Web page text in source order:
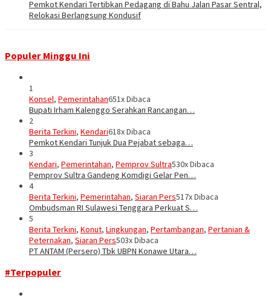
Pemkot Kendari Tertibkan Pedagang di Bahu Jalan Pasar Sentral,
Relokasi Berlangsung Kondusif
Populer Minggu Ini
1
Konsel, Pemerintahan651x Dibaca
Bupati Irham Kalenggo Serahkan Rancangan…
2
Berita Terkini, Kendari618x Dibaca
Pemkot Kendari Tunjuk Dua Pejabat sebaga…
3
Kendari, Pemerintahan, Pemprov Sultra530x Dibaca
Pemprov Sultra Gandeng Komdigi Gelar Pen…
4
Berita Terkini, Pemerintahan, Siaran Pers517x Dibaca
Ombudsman RI Sulawesi Tenggara Perkuat S…
5
Berita Terkini, Konut, Lingkungan, Pertambangan, Pertanian &
Peternakan, Siaran Pers503x Dibaca
PT ANTAM (Persero) Tbk UBPN Konawe Utara…
#Terpopuler